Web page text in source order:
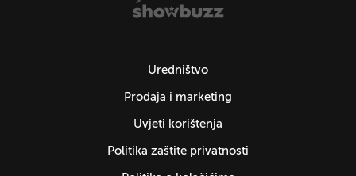
Uredništvo
Prodaja i marketing
Uvjeti korištenja
Politika zaštite privatnosti